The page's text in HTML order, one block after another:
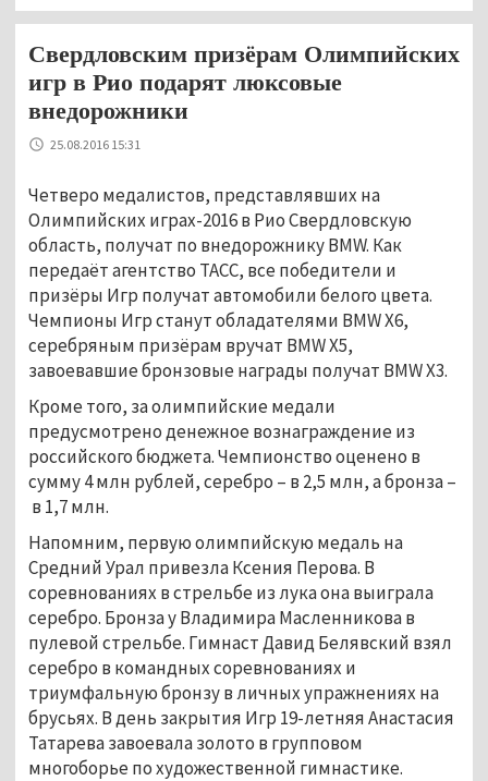
Свердловским призёрам Олимпийских
игр в Рио подарят люксовые
внедорожники
25.08.2016 15:31
Четверо медалистов, представлявших на
Олимпийских играх-2016 в Рио Свердловскую
область, получат по внедорожнику BMW. Как
передаёт агентство ТАСС, все победители и
призёры Игр получат автомобили белого цвета.
Чемпионы Игр станут обладателями BMW X6,
серебряным призёрам вручат BMW X5,
завоевавшие бронзовые награды получат BMW X3.
Кроме того, за олимпийские медали
предусмотрено денежное вознаграждение из
российского бюджета. Чемпионство оценено в
сумму 4 млн рублей, серебро – в 2,5 млн, а бронза –
в 1,7 млн.
Напомним, первую олимпийскую медаль на
Средний Урал привезла Ксения Перова. В
соревнованиях в стрельбе из лука она выиграла
серебро. Бронза у Владимира Масленникова в
пулевой стрельбе. Гимнаст Давид Белявский взял
серебро в командных соревнованиях и
триумфальную бронзу в личных упражнениях на
брусьях. В день закрытия Игр 19-летняя Анастасия
Татарева завоевала золото в групповом
многоборье по художественной гимнастике.